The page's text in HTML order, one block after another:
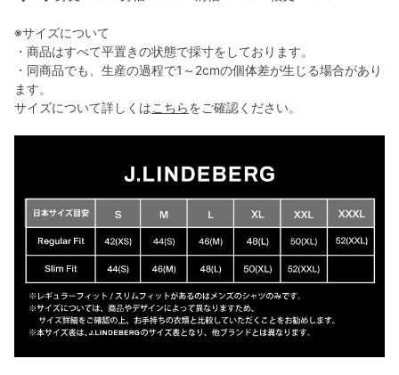
※サイズについて
・商品はすべて平置きの状態で採寸をしております。
・同商品でも、生産の過程で1～2cmの個体差が生じる場合があり
ます。
サイズについて詳しくはこちらをご確認ください。